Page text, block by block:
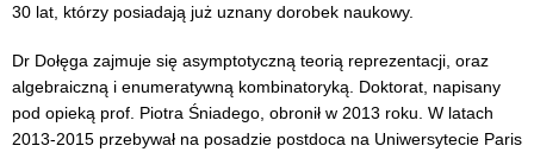
30 lat, którzy posiadają już uznany dorobek naukowy.
Dr Dołęga zajmuje się asymptotyczną teorią reprezentacji, oraz
algebraiczną i enumeratywną kombinatoryką. Doktorat, napisany
pod opieką prof. Piotra Śniadego, obronił w 2013 roku. W latach
2013-2015 przebywał na posadzie postdoca na Uniwersytecie Paris